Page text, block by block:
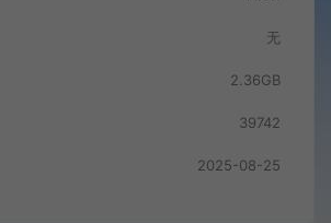
无
2.36GB
39742
2025-08-25